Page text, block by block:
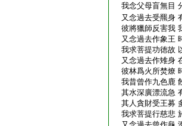
我念父母盲無目
又念過去受羆身
彼將獵師反害我
又念過去作象王
我求菩提功徳故
又念過去作雉身
彼林爲火所焚燎
我昔曾作九色鹿
其水深廣漂流急
其人貪財受王募
我求菩提行慈悲